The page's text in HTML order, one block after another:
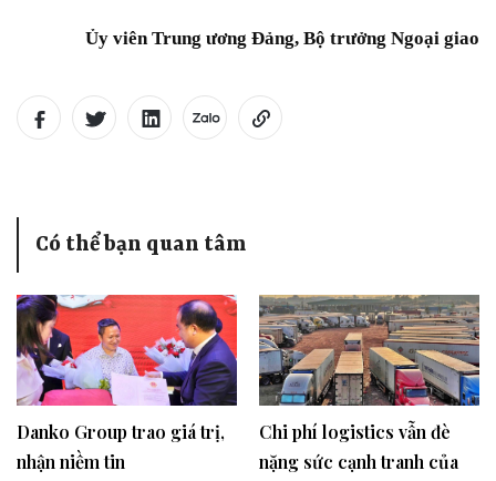
Ủy viên Trung ương Đảng, Bộ trưởng Ngoại giao
Có thể bạn quan tâm
Danko Group trao giá trị,
nhận niềm tin
Chi phí logistics vẫn đè
nặng sức cạnh tranh của